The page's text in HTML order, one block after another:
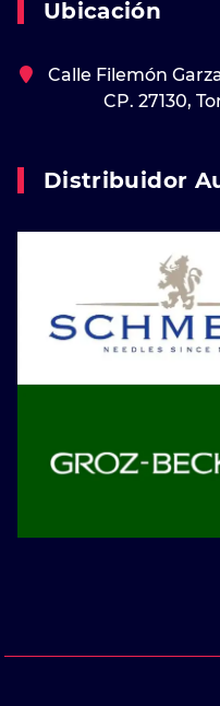
Ubicación
Calle Filemón
CP. 27130,
Distribuidor